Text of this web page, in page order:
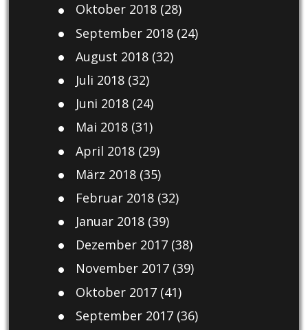
Oktober 2018(28)
September 2018(24)
August 2018(32)
Juli 2018(32)
Juni 2018(24)
Mai 2018(31)
April 2018(29)
März 2018(35)
Februar 2018(32)
Januar 2018(39)
Dezember 2017(38)
November 2017(39)
Oktober 2017(41)
September 2017(36)